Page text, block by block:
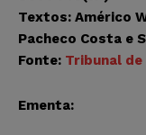
Textos: Américo
Pacheco Costa e
Fonte: Tribunal
Ementa: